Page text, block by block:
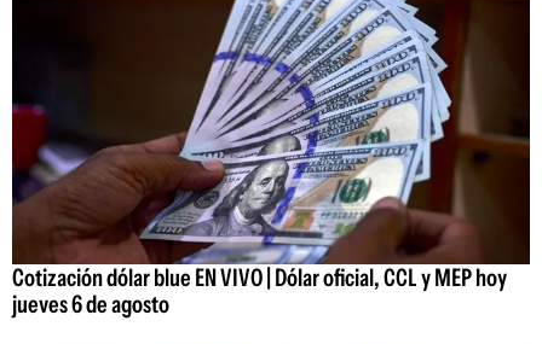
Cotización dólar blue EN VIVO | Dólar oficial, CCL y MEP hoy
jueves 6 de agosto